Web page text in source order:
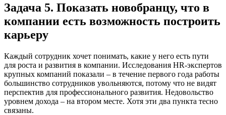
Задача 5. Показать новобранцу, что в
компании есть возможность построить
карьеру
Каждый сотрудник хочет понимать, какие у него есть пути
для роста и развития в компании. Исследования HR-экспертов
крупных компаний показали – в течение первого года работы
большинство сотрудников увольняются, потому что не видят
перспектив для профессионального развития. Недовольство
уровнем дохода – на втором месте. Хотя эти два пункта тесно
связаны.